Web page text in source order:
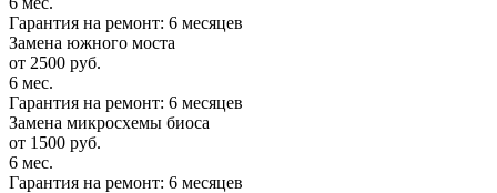
Гарантия на ремонт: 6 месяцев
Замена южного моста
от 2500 руб.
6 мес.
Гарантия на ремонт: 6 месяцев
Замена микросхемы биоса
от 1500 руб.
6 мес.
Гарантия на ремонт: 6 месяцев